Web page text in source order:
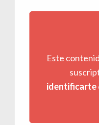
Este
identificarte